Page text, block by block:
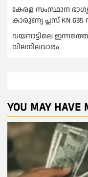
കേരള സംസ്ഥാന
കാരുണ്യ പ്ലസ് KN
വയനാട്ടിലെ ഇന്നത്തെ
വിലനിലവാരം
YOU MAY HAVE